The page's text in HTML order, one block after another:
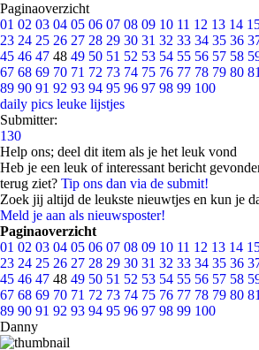
Paginaoverzicht
01 02 03 04 05 06 07 08 09 10 11 12 13 14
23 24 25 26 27 28 29 30 31 32 33 34 35 36
45 46 47 48 49 50 51 52 53 54 55 56 57 58
67 68 69 70 71 72 73 74 75 76 77 78 79 80 81
89 90 91 92 93 94 95 96 97 98 99 100
daily pics leuke lijstjes
Submitter:
130
Help ons; deel dit item als je het leuk vond
Heb je een leuk of interessant bericht
terug ziet? Tip ons dan via de submit!
Zoek jij altijd de leukste nieuwtjes en kun je
Meld je aan als nieuwsposter!
Paginaoverzicht
01 02 03 04 05 06 07 08 09 10 11 12 13 14
23 24 25 26 27 28 29 30 31 32 33 34 35 36
45 46 47 48 49 50 51 52 53 54 55 56 57 58
67 68 69 70 71 72 73 74 75 76 77 78 79 80 81
89 90 91 92 93 94 95 96 97 98 99 100
Danny